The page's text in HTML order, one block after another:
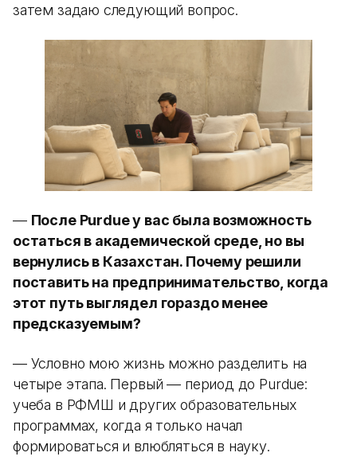
затем задаю следующий вопрос.
— После Purdue у вас была возможность
остаться в академической среде, но вы
вернулись в Казахстан. Почему решили
поставить на предпринимательство, когда
этот путь выглядел гораздо менее
предсказуемым?
— Условно мою жизнь можно разделить на
четыре этапа. Первый — период до Purdue:
учеба в РФМШ и других образовательных
программах, когда я только начал
формироваться и влюбляться в науку.